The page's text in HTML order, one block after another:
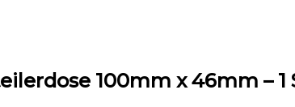
100mm x 46mm –